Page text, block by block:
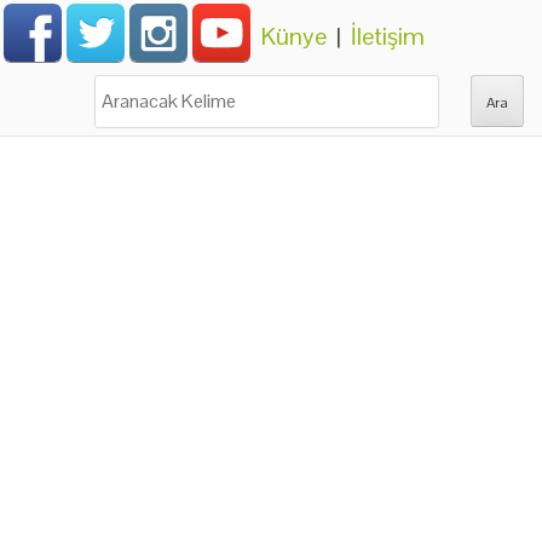
Künye | İletişim